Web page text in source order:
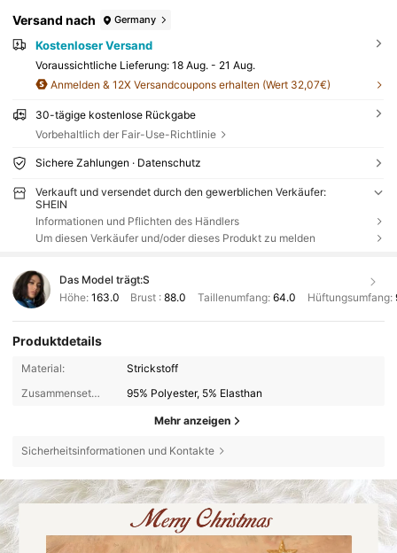
Versand nach Germany
Kostenloser Versand
Voraussichtliche Lieferung: 18 Aug. - 21 Aug.
Anmelden & 12X Versandcoupons erhalten (Wert 32,07€)
30-tägige kostenlose Rückgabe
Vorbehaltlich der Fair-Use-Richtlinie
Sichere Zahlungen · Datenschutz
Verkauft und versendet durch den gewerblichen Verkäufer:
SHEIN
Informationen und Pflichten des Händlers
Um diesen Verkäufer und/oder dieses Produkt zu melden
Das Model trägt:S
Höhe: 163.0 Brust :88.0 Taillenumfang: 64.0 Hüftungsumfang:
Produktdetails
Material:
Strickstoff
Zusammensetzung:
95% Polyester, 5% Elasthan
Mehr anzeigen
Sicherheitsinformationen und Kontakte